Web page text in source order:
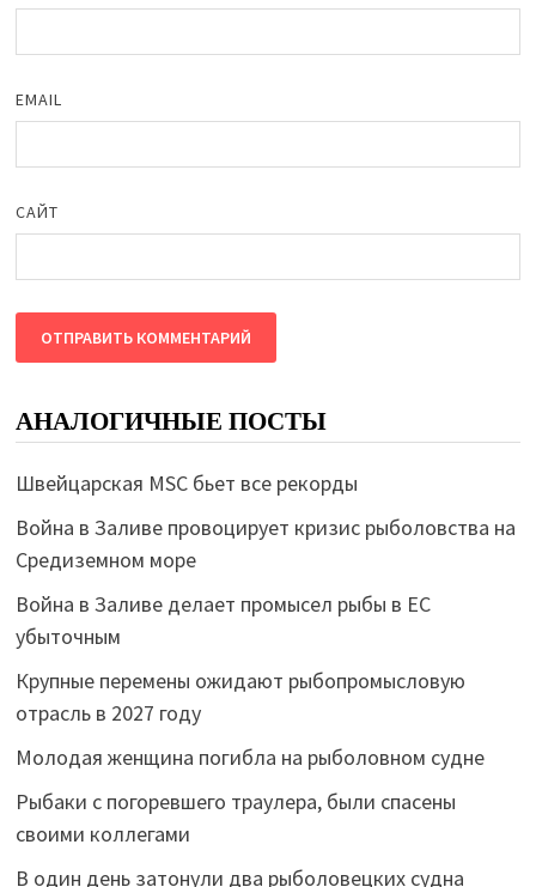
EMAIL
САЙТ
АНАЛОГИЧНЫЕ ПОСТЫ
Швейцарская MSC бьет все рекорды
Война в Заливе провоцирует кризис рыболовства на
Средиземном море
Война в Заливе делает промысел рыбы в ЕС
убыточным
Крупные перемены ожидают рыбопромысловую
отрасль в 2027 году
Молодая женщина погибла на рыболовном судне
Рыбаки с погоревшего траулера, были спасены
своими коллегами
В один день затонули два рыболовецких судна